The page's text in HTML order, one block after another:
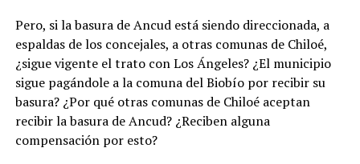
Pero, si la basura de Ancud está siendo direccionada, a
espaldas de los concejales, a otras comunas de Chiloé,
¿sigue vigente el trato con Los Ángeles? ¿El municipio
sigue pagándole a la comuna del Biobío por recibir su
basura? ¿Por qué otras comunas de Chiloé aceptan
recibir la basura de Ancud? ¿Reciben alguna
compensación por esto?